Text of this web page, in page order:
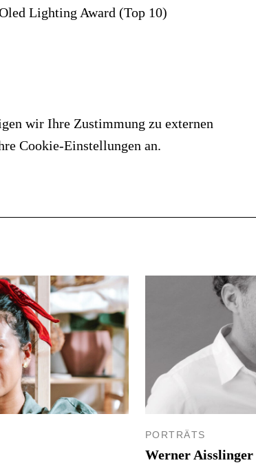
Lighting Award (Top 10)
wir Ihre Zustimmung zu externen
Cookie-Einstellungen an.
PORTRÄTS
Werner Aisslinger